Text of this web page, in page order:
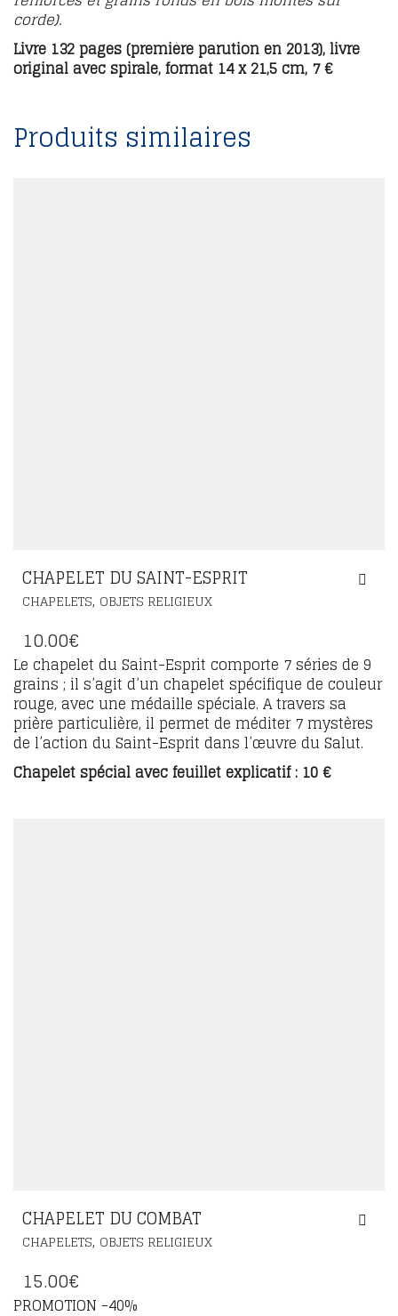
corde).
Livre 132 pages (première parution en 2013), livre
original avec spirale, format 14 x 21,5 cm, 7 €
Produits similaires
CHAPELET DU SAINT-ESPRIT
CHAPELETS, OBJETS RELIGIEUX
10.00€
Le chapelet du Saint-Esprit comporte 7 séries de 9
grains ; il s’agit d’un chapelet spécifique de couleur
rouge, avec une médaille spéciale. A travers sa
prière particulière, il permet de méditer 7 mystères
de l’action du Saint-Esprit dans l’œuvre du Salut.
Chapelet spécial avec feuillet explicatif : 10 €
CHAPELET DU COMBAT
CHAPELETS, OBJETS RELIGIEUX
15.00€
PROMOTION -40%